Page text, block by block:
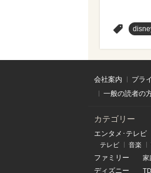
会社案内 プラ
一般の読者の
カテゴリー
エンタメ･テレビ
テレビ 音楽
ファミリー 家
ディズニー